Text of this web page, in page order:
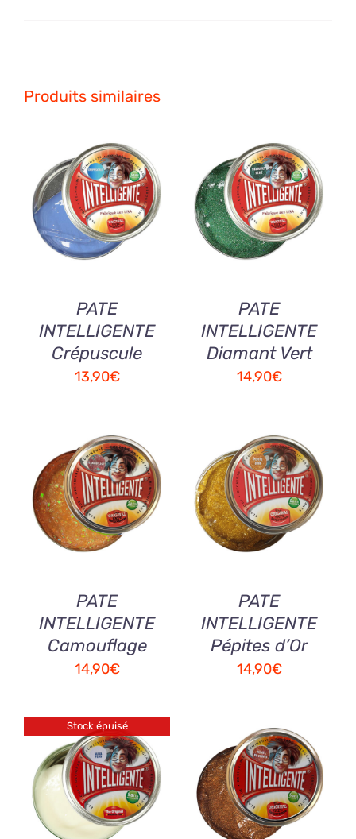
Produits similaires
AJOUTER AU
PANIER
/
DETAILS
PATE
INTELLIGENTE
Crépuscule
13,90€
AJOUTER AU
PANIER
/
DETAILS
PATE
INTELLIGENTE
Diamant Vert
14,90€
AJOUTER AU
PANIER
/
DETAILS
PATE
INTELLIGENTE
Camouflage
14,90€
AJOUTER AU
PANIER
/
DETAILS
PATE
INTELLIGENTE
Pépites d’Or
14,90€
Stock épuisé
DETAILS
AJOUTER AU
PANIER
/
DETAILS